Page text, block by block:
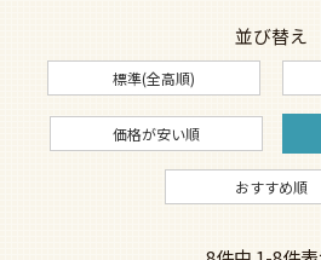
並び替え
標準(全高順)
価格が安い順
おすすめ順